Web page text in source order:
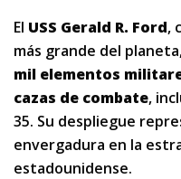
El USS Gerald R. Ford,
más grande del
mil elementos
cazas de combate,
35. Su despliegue
envergadura en la
estadounidense.